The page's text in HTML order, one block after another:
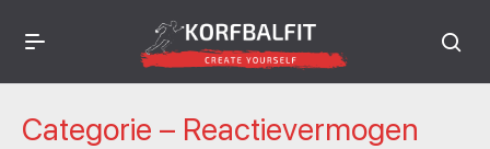
Categorie – Reactievermogen